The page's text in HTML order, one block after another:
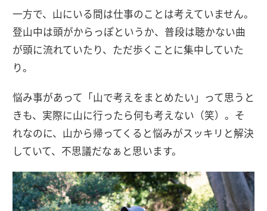
一方で、山にいる間は仕事のことは考えていません。
登山中は頭がからっぽというか、普段は聴かない曲
が頭に流れていたり、ただ歩くことに集中していた
り。
悩み事があって「山で考えをまとめたい」って思うと
きも、実際に山に行ったら何も考えない（笑）。そ
れなのに、山から帰ってくると悩みがスッキリと解決
していて、不思議だなぁと思います。